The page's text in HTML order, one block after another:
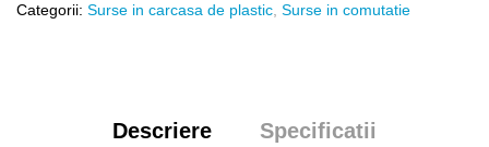
Categorii: Surse in carcasa de plastic Surse in comutatie
Descriere Specificatii